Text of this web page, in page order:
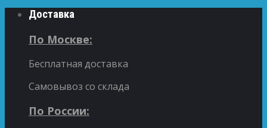
Доставка
По Москве:
Бесплатная доставка
Самовывоз со склада
По России: